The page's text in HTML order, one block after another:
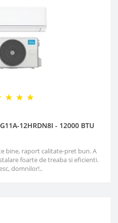
12HRDN8I - 12000 BTU
bine, raport calitate-pret bun. A
foarte de treaba si eficienti.
domnilor!..